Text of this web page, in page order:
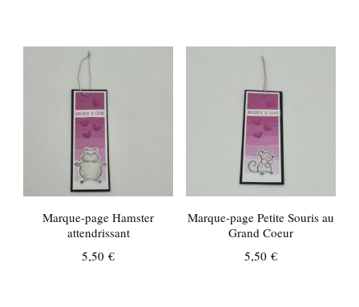
Marque-page Hamster
attendrissant
5,50€
Marque-page Petite Souris au
Grand Coeur
5,50 €